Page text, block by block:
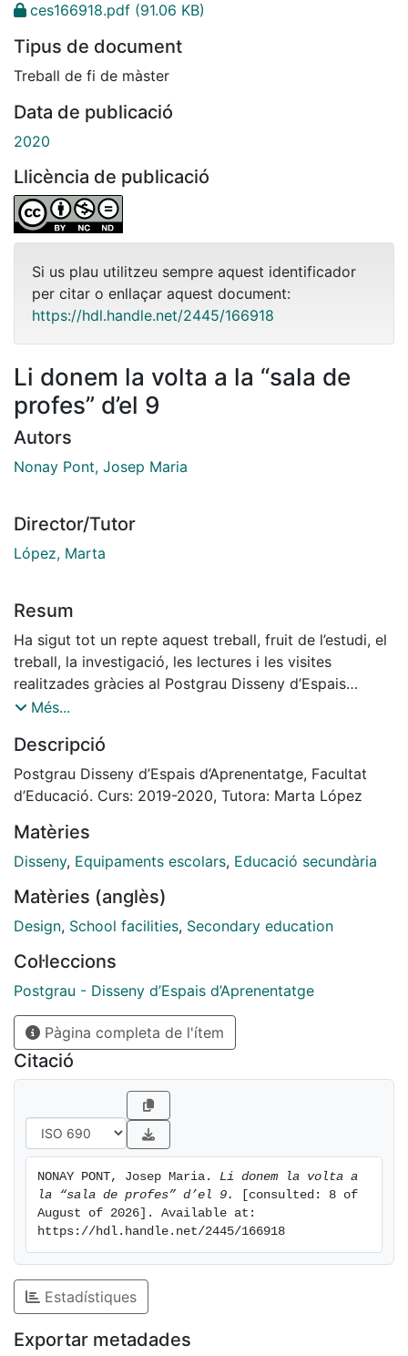
ces166918.pdf (91.06 KB)
Tipus de document
Treball de fi de màster
Data de publicació
2020
Llicència de publicació
Si us plau utilitzeu sempre aquest identificador
per citar o enllaçar aquest document:
https://hdl.handle.net/2445/166918
Li donem la volta a la “sala de
profes” d’el 9
Autors
Nonay Pont, Josep Maria
Director/Tutor
López, Marta
Resum
Ha sigut tot un repte aquest treball, fruit de l’estudi, el
treball, la investigació, les lectures i les visites
realitzades gràcies al Postgrau Disseny d’Espais
d’Aprenentatge. Tot un temps per canviar la mirada,
alumnes que necessiten uns espais que donin resposta
a les seves necessitats i facilita al màxim el seu
aprenentatge i benestar.
forma als nostres edificis; a partir d’aquí, ells en donen
forma a nosaltres”. El seu pensament son un reflex
seus espais i les persones que hi viuen i utilitzen
aquests espais.
espais educatius que omplen els alumnes i els seus
mestres i professors. He pogut observar que darrera el
disseny d’un centre educatiu o d’alguns dels seus
espais, està una forma d’entendre la societat i
l’educació i que aquest espai condiciona l’aprenentatge
dels que l’habiten.
Més...
Descripció
Postgrau Disseny d’Espais d’Aprenentatge, Facultat
d’Educació. Curs: 2019-2020, Tutora: Marta López
Matèries
Disseny, Equipaments escolars, Educació secundària
Matèries (anglès)
Design, School facilities, Secondary education
Col·leccions
Postgrau - Disseny d’Espais d’Aprenentatge
Pàgina completa de l'ítem
Citació
NONAY PONT, Josep Maria. Li donem la volta a
la “sala de profes” d’el 9.
[consulted: 8 of
August of 2026]. Available at:
https://hdl.handle.net/2445/166918
Estadístiques
Exportar metadades